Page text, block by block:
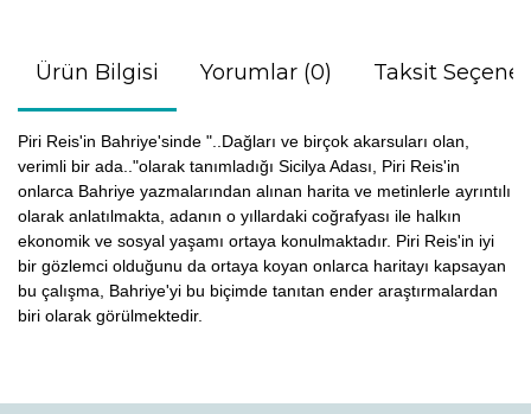
Ürün Bilgisi Yorumlar (0) Taksit
Piri Reis'in Bahriye'sinde "..Dağları ve birçok akarsuları olan,
verimli bir ada.."olarak tanımladığı Sicilya Adası, Piri Reis'in
onlarca Bahriye yazmalarından alınan harita ve metinlerle ayrıntılı
olarak anlatılmakta, adanın o yıllardaki coğrafyası ile halkın
ekonomik ve sosyal yaşamı ortaya konulmaktadır. Piri Reis'in iyi
bir gözlemci olduğunu da ortaya koyan onlarca haritayı kapsayan
bu çalışma, Bahriye'yi bu biçimde tanıtan ender araştırmalardan
biri olarak görülmektedir.
konularda yetersiz gördüğünüz noktaları öneri formunu